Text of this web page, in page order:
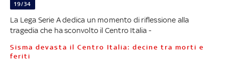
19/34
La Lega Serie A dedica un momento di riflessione alla
tragedia che ha sconvolto il Centro Italia -
Sisma devasta il Centro Italia: decine tra morti e
feriti